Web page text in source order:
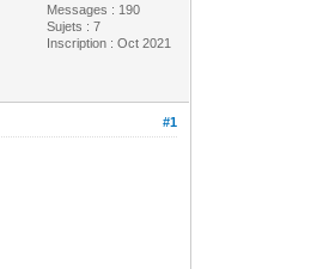
Messages : 190
Sujets : 7
Inscription : Oct 2021
#1